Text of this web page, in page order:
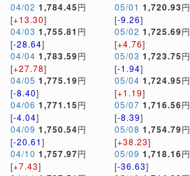
04/02 1,784.45円
[+13.30]
04/03 1,755.81 円
[-28.64]
04/04 1,783.59円
[+27.78]
04/05 1,775.19円
[-8.40]
04/06 1,771.15円
[-4.04]
04/09 1,750.54円
[-20.61]
04/10 1,757.97円
[+7.43]
05/01 1,720.93円
[-9.26]
05/02 1,725.69円
[+4.76]
05/03 1,723.75円
[-1.94]
05/04 1,724.95円
[+1.19]
05/07 1,716.56円
[-8.39]
05/08 1,754.79円
[+38.23]
05/09 1,718.16円
[-36.63]